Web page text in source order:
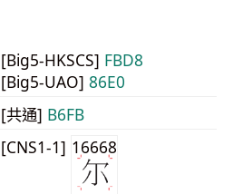
[Big5-HKSCS] FBD8
[Big5-UAO] 86E0
[共通] B6FB
[CNS1-1] 16668